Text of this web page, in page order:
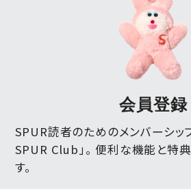
会員登録
SPUR読者のためのメンバーシッ
SPUR Club」。 便利な機能と特
す。